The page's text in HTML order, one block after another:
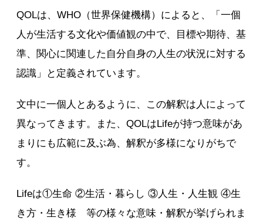
QOLは、WHO（世界保健機構）によると、「一個
人が生活する文化や価値観の中で、目標や期待、基
準、関心に関連した自分自身の人生の状況に対する
認識」と定義されています。
文中に一個人とあるように、この解釈は人によって
異なってきます。また、QOLはLifeが持つ意味があ
まりにも広範に及ぶ為、解釈が多様になりがちで
す。
Lifeは①生命 ②生活・暮らし ③人生・人生観 ④生
き方・生き様 等の様々な意味・解釈が挙げられま